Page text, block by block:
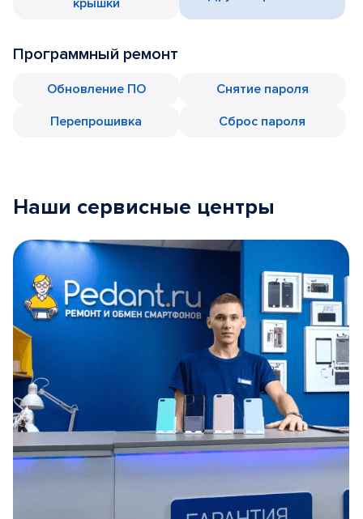
Программный ремонт
Обновление ПО
Снятие пароля
Перепрошивка
Сброс пароля
Наши сервисные центры